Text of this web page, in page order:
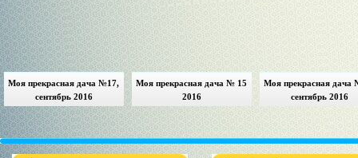
Моя прекрасная дача №17,
сентябрь 2016
Моя прекрасная дача № 15
2016
Моя прекрасная дача
сентябрь 2016